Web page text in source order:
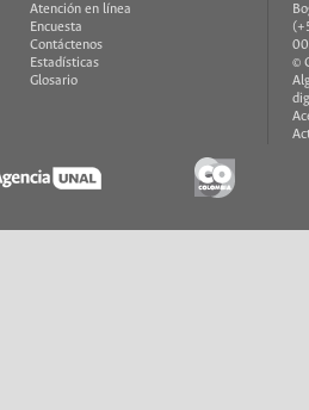
Atención en línea
Encuesta
Contáctenos
Estadísticas
Glosario
©